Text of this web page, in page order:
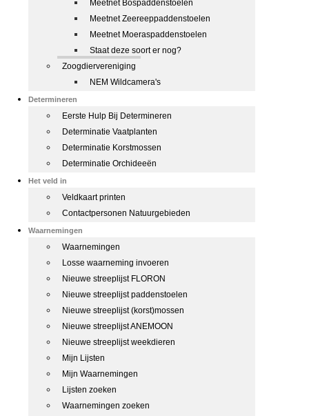
Meetnet Bospaddenstoelen
Meetnet Zeereeppaddenstoelen
Meetnet Moeraspaddenstoelen
Staat deze soort er nog?
Zoogdiervereniging
NEM Wildcamera's
Determineren
Eerste Hulp Bij Determineren
Determinatie Vaatplanten
Determinatie Korstmossen
Determinatie Orchideeën
Het veld in
Veldkaart printen
Contactpersonen Natuurgebieden
Waarnemingen
Waarnemingen
Losse waarneming invoeren
Nieuwe streeplijst FLORON
Nieuwe streeplijst paddenstoelen
Nieuwe streeplijst (korst)mossen
Nieuwe streeplijst ANEMOON
Nieuwe streeplijst weekdieren
Mijn Lijsten
Mijn Waarnemingen
Lijsten zoeken
Waarnemingen zoeken